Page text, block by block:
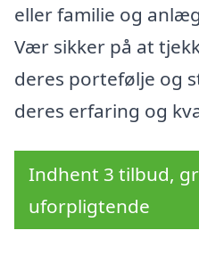
eller familie og
Vær sikker på at
deres portefølje og
deres erfaring og
Indhent 3 tilbud,
uforpligtende